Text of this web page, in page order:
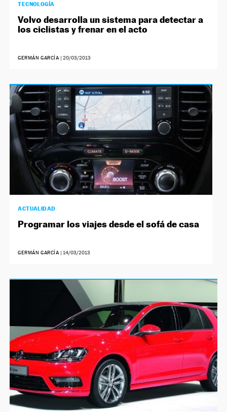
TECNOLOGÍA
Volvo desarrolla un sistema para detectar a
los ciclistas y frenar en el acto
GERMÁN GARCÍA |20/03/2013
ACTUALIDAD
Programar los viajes desde el sofá de casa
GERMÁN GARCÍA | 14/03/2013